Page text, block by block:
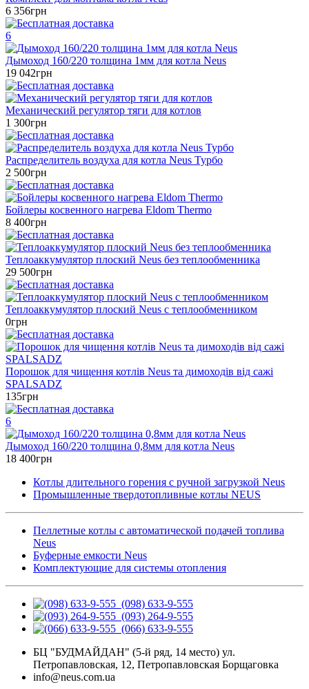
6 356грн
6
Дымоход 160/220 толщина 1мм для котла Neus
19 042грн
Механический регулятор тяги для котлов
1 300грн
Распределитель воздуха для котла Neus Турбо
2 500грн
Бойлеры косвенного нагрева Eldom Thermo
8 400грн
Теплоаккумулятор плоский Neus без теплообменника
29 500грн
Теплоаккумулятор плоский Neus с теплообменником
0грн
Порошок для чищення котлів Neus та димоходів від сажі
SPALSADZ
135грн
6
Дымоход 160/220 толщина 0,8мм для котла Neus
18 400грн
Котлы длительного горения с ручной загрузкой Neus
Промышленные твердотопливные котлы NEUS
Пеллетные котлы с автоматической подачей топлива
Neus
Буферные емкости Neus
Комплектующие для системы отопления
(098) 633-9-555
(093) 264-9-555
(066) 633-9-555
БЦ "БУДМАЙДАН" (5-й ряд, 14 место) ул.
Петропавловская, 12, Петропавловская Борщаговка
info@neus.com.ua